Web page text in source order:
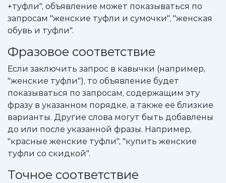
+туфли", объявление может показываться по
запросам "женские туфли и сумочки", "женская
обувь и туфли".
Фразовое соответствие
Если заключить запрос в кавычки (например,
"женские туфли"), то объявление будет
показываться по запросам, содержащим эту
фразу в указанном порядке, а также её близкие
варианты. Другие слова могут быть добавлены
до или после указанной фразы. Например,
"красные женские туфли", "купить женские
туфли со скидкой".
Точное соответствие